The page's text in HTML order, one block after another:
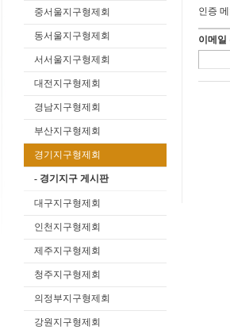
인증
이메일
중서울지구형제회
동서울지구형제회
서서울지구형제회
대전지구형제회
경남지구형제회
부산지구형제회
경기지구형제회
- 경기지구 게시판
대구지구형제회
인천지구형제회
제주지구형제회
청주지구형제회
의정부지구형제회
강원지구형제회